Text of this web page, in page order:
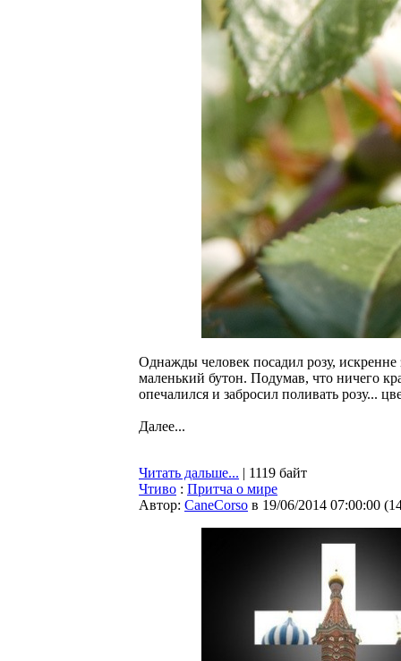
Однажды человек посадил розу,
маленький бутон. Подумав, что ничего
опечалился и забросил поливать розу...
Далее...
Читать дальше... | 1119 байт
Чтиво : Притча о мире
Автор: CaneCorso в 19/06/2014 07:00:00 (